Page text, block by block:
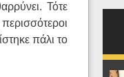
Τότε
πάλι το